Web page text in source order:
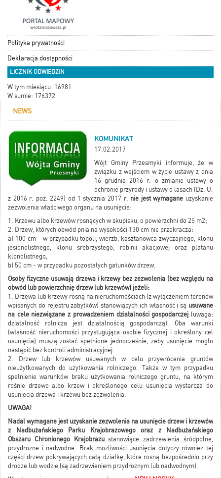
Polityka prywatności
Deklaracja dostępności
LICZNIK ODWIEDZIN
W tym miesiącu: 16981
W sumie: 176372
NEWS
KOMUNIKAT
17.02.2017
Wójt Gminy Przesmyki informuje, że w
związku z wejściem w życie ustawy z dnia
16 grudnia 2016 r. o zmianie ustawy o
ochronie przyrody i ustawy o lasach (Dz. U.
z 2016 r. poz. 2249) od 1 stycznia 2017 r. nie jest wymagane uzyskanie
zezwolenia właściwego organu na usunięcie:
1. Krzewu albo krzewów rosnących w skupisku, o powierzchni do 25 m2;
2. Drzew, których obwód pnia na wysokości 130 cm nie przekracza:
a) 100 cm - w przypadku topoli, wierzb, kasztanowca zwyczajnego, klonu
jesionolistnego, klonu srebrzystego, robinii akacjowej oraz platanu
klonolistnego,
b) 50 cm - w przypadku pozostałych gatunków drzew.
Osoby fizyczne usuwają drzewa i krzewy bez zezwolenia (bez względu na
obwód lub powierzchnię drzew lub krzewów) jeżeli:
1. Drzewa lub krzewy rosną na nieruchomościach (z wyłączeniem terenów
wpisanych do rejestru zabytków) stanowiących ich własność i są usuwane
na cele niezwiązane z prowadzeniem działalności gospodarczej (uwaga:
działalność rolnicza jest działalnością gospodarczą). Oba warunki
(własność nieruchomości przysługująca osobie fizycznej i określony cel
usunięcia) muszą zostać spełnione jednocześnie, żeby usunięcie mogło
nastąpić bez kontroli administracyjnej.
2. Drzew lub krzewów usuwanych w celu przywrócenia gruntów
nieużytkowanych do użytkowania rolniczego. Także w tym przypadku
spełnienie warunków braku użytkowania rolniczego gruntu, na którym
rośnie drzewo albo krzew i określonego celu usunięcia wystarcza do
usunięcia drzewa i krzewu bez zezwolenia.
UWAGA!
Nadal wymagane jest uzyskanie zezwolenia na usunięcie drzew i krzewów
z Nadbużańskiego Parku Krajobrazowego oraz z Nadbużańskiego
Obszaru Chronionego Krajobrazustanowiące zadrzewienia śródpolne,
przydrożne i nadwodne. Brak możliwości usunięcia dotyczy również tej
części drzew pokrywających całą działkę, które rosną bezpośrednio przy
drodze lub wodzie (są zadrzewieniem przydrożnym lub nadwodnym).